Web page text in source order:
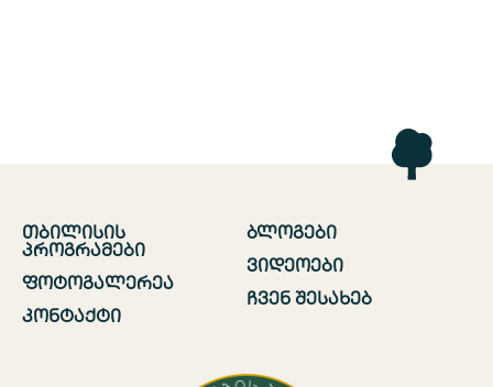
თბილისის
პროგრამები
ფოტოგალერეა
კონტაქტი
ბლოგები
ვიდეოები
ჩვენ შესახებ